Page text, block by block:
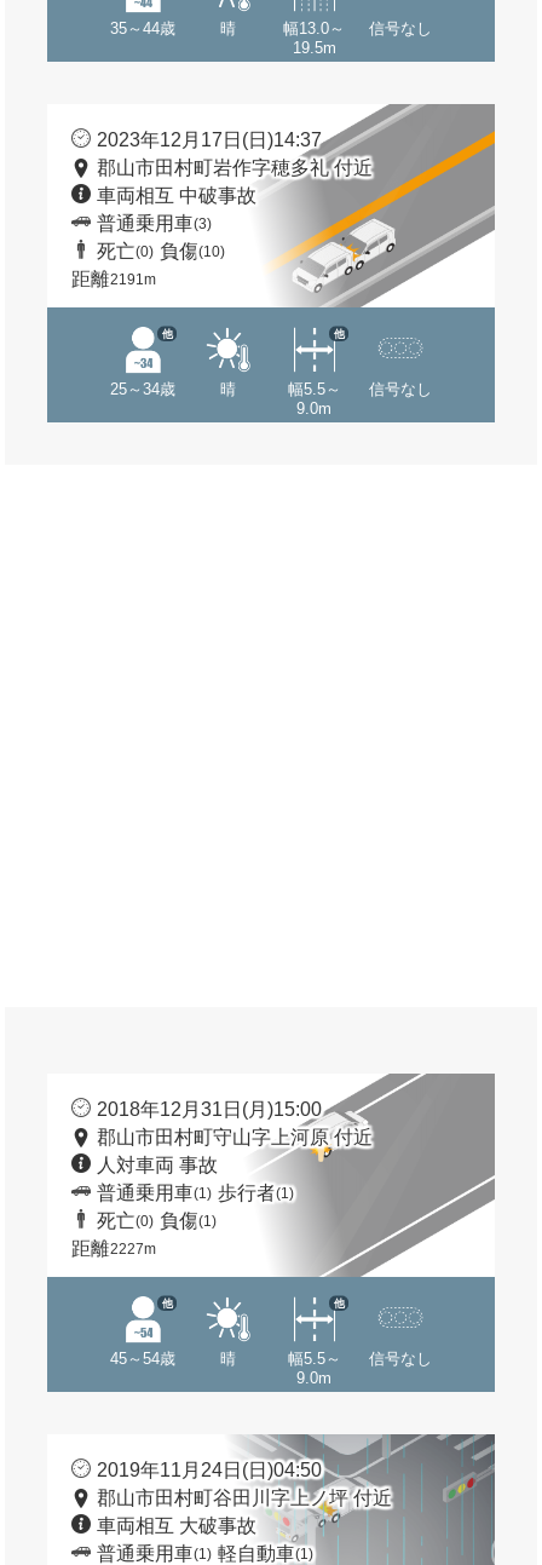
35～44歳 晴
幅13.0～
19.5m
信号なし
2023年12月17日(日)14:37
郡山市田村町岩作字穂多礼 付近
車両相互 中破事故
普通乗用車(3)
死亡(0) 負傷(10)
距離2191m
25～34歳
他
晴
幅5.5～
9.0m
他
信号なし
2018年12月31日(月)15:00
郡山市田村町守山字上河原 付近
人対車両 事故
普通乗用車(1) 歩行者(1)
死亡(0) 負傷(1)
距離2227m
45～54歳
他
晴
幅5.5～
9.0m
他
信号なし
2019年11月24日(日)04:50
郡山市田村町谷田川字上ノ坪 付近
車両相互 大破事故
普通乗用車(1) 軽自動車(1)